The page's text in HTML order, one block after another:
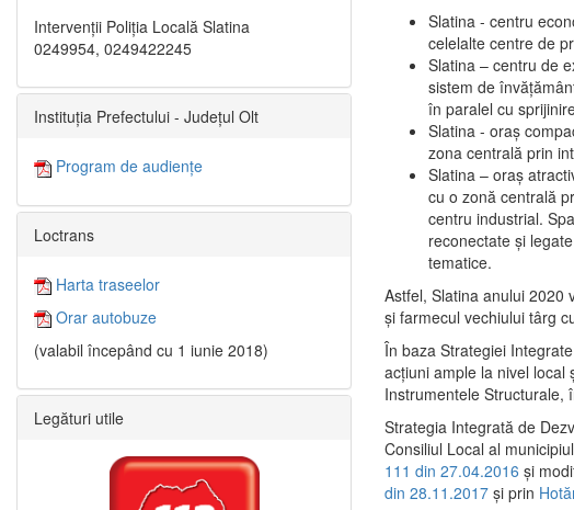
Slatina - centru
celelalte centre de
Slatina – centru de
sistem de
în paralel cu
Slatina - oraş
zona centrală prin
Slatina – oraş
cu o zonă centrală
centru industrial.
reconectate şi
tematice.
Astfel, Slatina anului 2020
şi farmecul vechiului târg
În baza Strategiei
acţiuni ample la nivel local
Instrumentele Structurale,
Strategia Integrată de
Consiliul Local al
111 din 27.04.2016 și
din 28.11.2017 și prin
Intervenții Poliția Locală Slatina
0249954, 0249422245
Instituția Prefectului - Județul Olt
Program de audiențe
Loctrans
Harta traseelor
Orar autobuze
(valabil începând cu 1 iunie 2018)
Legături utile